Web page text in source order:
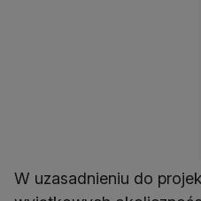
W uzasadnieniu do